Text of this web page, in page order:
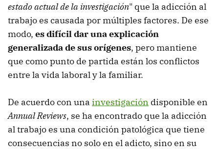
estado actual de la investigación" que la adicción al
trabajo es causada por múltiples factores. De ese
modo, es difícil dar una explicación
generalizada de sus orígenes, pero mantiene
que como punto de partida están los conflictos
entre la vida laboral y la familiar.
De acuerdo con una investigación disponible en
Annual Reviews, se ha encontrado que la adicción
al trabajo es una condición patológica que tiene
consecuencias no solo en el adicto, sino en su